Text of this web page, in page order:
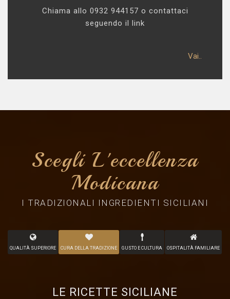
Chiama allo 0932 944157 o contattaci
seguendo il link
Vai..
Scegli L'eccellenza
Modicana
I TRADIZIONALI INGREDIENTI SICILIANI
QUALITÀ SUPERIORE CURA DELLA TRADIZIONE GUSTO E CULTURA OSPITALITÀ FAMILIARE
LE RICETTE SICILIANE